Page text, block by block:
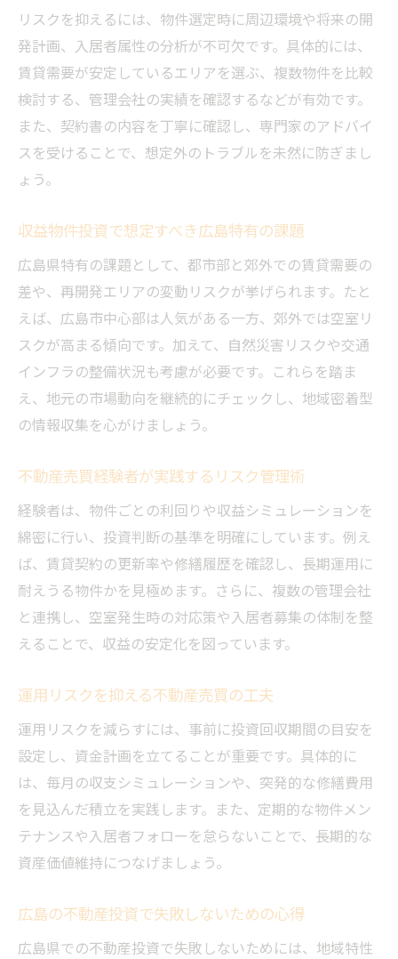
リスクを抑えるには、物件選定時に周辺環境や将来の開
発計画、入居者属性の分析が不可欠です。具体的には、
賃貸需要が安定しているエリアを選ぶ、複数物件を比較
検討する、管理会社の実績を確認するなどが有効です。
また、契約書の内容を丁寧に確認し、専門家のアドバイ
スを受けることで、想定外のトラブルを未然に防ぎまし
ょう。
収益物件投資で想定すべき広島特有の課題
広島県特有の課題として、都市部と郊外での賃貸需要の
差や、再開発エリアの変動リスクが挙げられます。たと
えば、広島市中心部は人気がある一方、郊外では空室リ
スクが高まる傾向です。加えて、自然災害リスクや交通
インフラの整備状況も考慮が必要です。これらを踏ま
え、地元の市場動向を継続的にチェックし、地域密着型
の情報収集を心がけましょう。
不動産売買経験者が実践するリスク管理術
経験者は、物件ごとの利回りや収益シミュレーションを
綿密に行い、投資判断の基準を明確にしています。例え
ば、賃貸契約の更新率や修繕履歴を確認し、長期運用に
耐えうる物件かを見極めます。さらに、複数の管理会社
と連携し、空室発生時の対応策や入居者募集の体制を整
えることで、収益の安定化を図っています。
運用リスクを抑える不動産売買の工夫
運用リスクを減らすには、事前に投資回収期間の目安を
設定し、資金計画を立てることが重要です。具体的に
は、毎月の収支シミュレーションや、突発的な修繕費用
を見込んだ積立を実践します。また、定期的な物件メン
テナンスや入居者フォローを怠らないことで、長期的な
資産価値維持につなげましょう。
広島の不動産投資で失敗しないための心得
広島県での不動産投資で失敗しないためには、地域特性